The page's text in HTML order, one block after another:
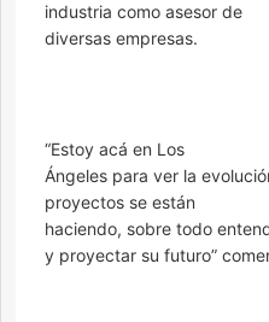
industria como asesor de
diversas empresas.
“Estoy acá en Los
Ángeles para ver la
proyectos se están
haciendo, sobre todo
y proyectar su futuro”